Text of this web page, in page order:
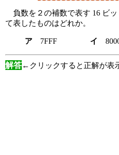
負数を２の補数で表す 16 ビ
て表したものはどれか。
ア 7FFF イ
解答←クリックすると正解が表